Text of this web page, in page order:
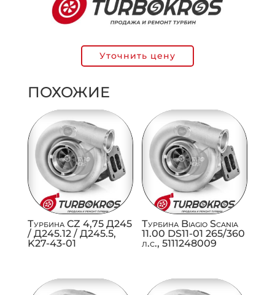
Уточнить цену
ПОХОЖИЕ
Турбина CZ 4,75 Д245
/ Д245.12 / Д245.5,
K27-43-01
Турбина Biagio Scania
11.00 DS11-01 265/360
л.с., 5111248009